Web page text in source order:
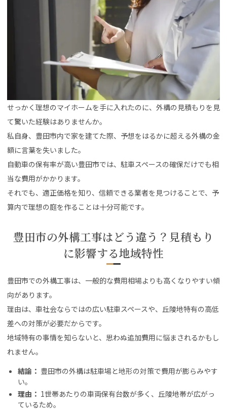
せっかく理想のマイホームを手に入れたのに、外構の見積もりを見
て驚いた経験はありませんか。
私自身、豊田市内で家を建てた際、予想をはるかに超える外構の金
額に言葉を失いました。
自動車の保有率が高い豊田市では、駐車スペースの確保だけでも相
当な費用がかかります。
それでも、適正価格を知り、信頼できる業者を見つけることで、予
算内で理想の庭を作ることは十分可能です。
豊田市の外構工事はどう違う？見積もり
に影響する地域特性
豊田市での外構工事は、一般的な費用相場よりも高くなりやすい傾
向があります。
理由は、車社会ならではの広い駐車スペースや、丘陵地特有の高低
差への対策が必要だからです。
地域特有の事情を知らないと、思わぬ追加費用に悩まされるかもし
れません。
結論： 豊田市の外構は駐車場と地形の対策で費用が膨らみやす
い。
理由： 1世帯あたりの車両保有台数が多く、丘陵地帯が広がっ
ているため。